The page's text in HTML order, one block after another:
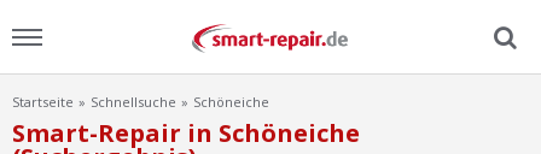
Menu
Startseite Schnellsuche Schöneiche
Smart-Repair in Schöneiche